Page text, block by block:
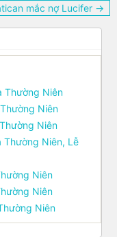
mắc nợ Lucifer →
Thường Niên
Niên
Niên
Thường Niên, Lễ
Niên
Niên
Niên